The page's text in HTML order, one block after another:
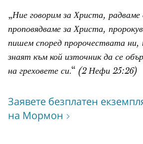
„Ние говорим за Христа, радваме
проповядваме за Христа,
пишем според пророчествата
знаят към кой източник да се
на греховете си.“ (2 Нефи 25:26)
Заявете безплатен
на Мормон